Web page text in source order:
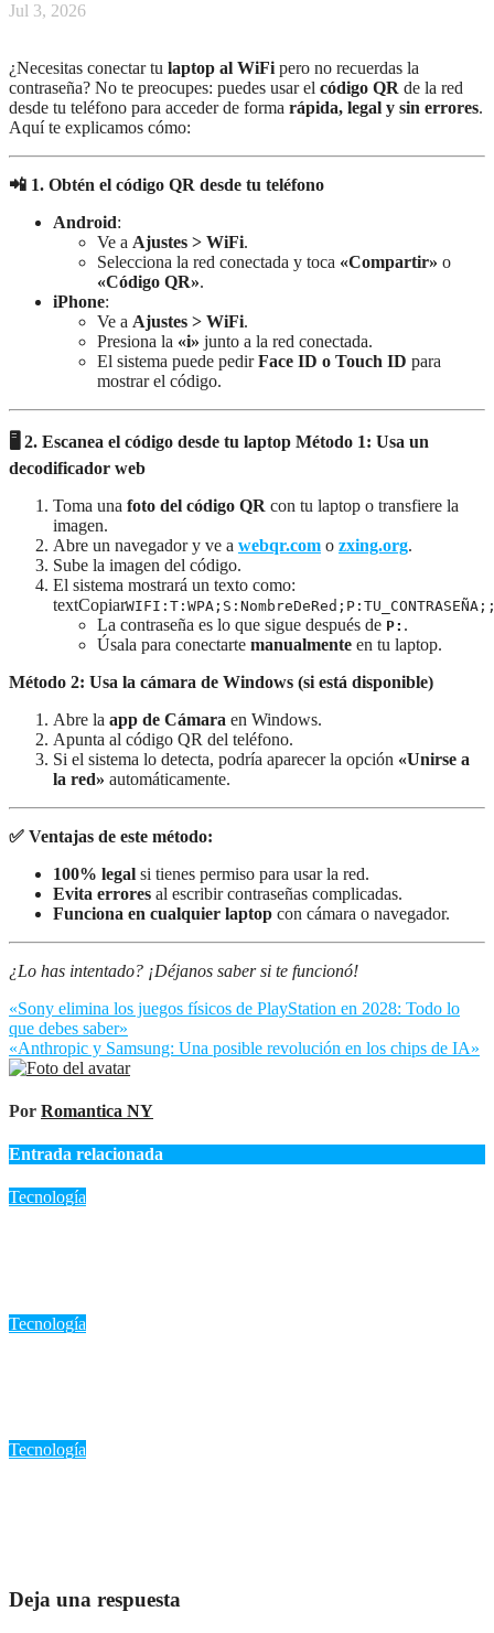
Jul 3, 2026
¿Necesitas conectar tu laptop al WiFi pero no recuerdas la
contraseña? No te preocupes: puedes usar el código QR de la red
desde tu teléfono para acceder de forma rápida, legal y sin errores.
Aquí te explicamos cómo:
📲 1. Obtén el código QR desde tu teléfono
Android:
Ve a Ajustes > WiFi.
Selecciona la red conectada y toca «Compartir» o
«Código QR».
iPhone:
Ve a Ajustes > WiFi.
Presiona la «i» junto a la red conectada.
El sistema puede pedirFace ID o Touch ID para
mostrar el código.
🖥️ 2. Escanea el código desde tu laptop Método 1: Usa un
decodificador web
Toma una foto del código QR con tu laptop o transfiere la
imagen.
Abre un navegador y ve a webqr.com o zxing.org.
Sube la imagen del código.
El sistema mostrará un texto como:
textCopiar
La contraseña es lo que sigue después de P: .
Úsala para conectarte manualmente en tu laptop.
Método 2: Usa la cámara de Windows (si está disponible)
Abre la app de Cámara en Windows.
Apunta al código QR del teléfono.
Si el sistema lo detecta, podría aparecer la opción «Unirse a
la red» automáticamente.
✅ Ventajas de este método:
100% legal si tienes permiso para usar la red.
Evita errores al escribir contraseñas complicadas.
Funciona en cualquier laptop con cámara o navegador.
¿Lo has intentado? ¡Déjanos saber si te funcionó!
Navegación
de
entradas
«Sony elimina los juegos físicos de PlayStation en 2028: Todo lo
que debes saber»
«Anthropic y Samsung: Una posible revolución en los chips de IA»
Por Romantica NY
Entrada relacionada
Tecnología
Tecnología
Tecnología
Deja una respuesta